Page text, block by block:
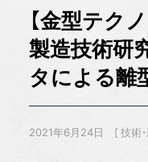
【金型テク
製造技術研
タによる離
2021年6月24日 技術